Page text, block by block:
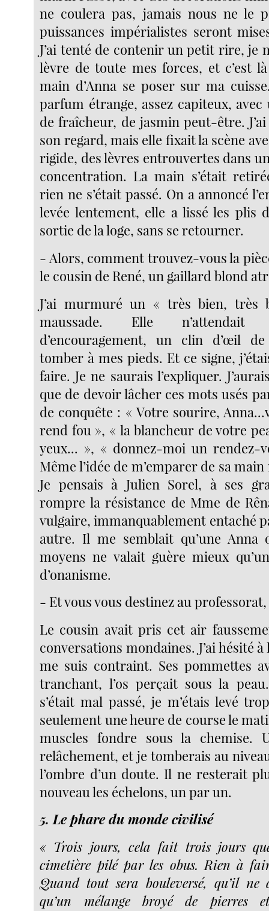
ne coulera pas, jamais nous ne le
puissances impérialistes seront
J’ai tenté de contenir un petit rire, je
lèvre de toute mes forces, et c’est
main d’Anna se poser sur ma
parfum étrange, assez capiteux,
de fraîcheur, de jasmin peut-être.
son regard, mais elle fixait la scène
rigide, des lèvres entrouvertes dans
concentration. La main s’était
rien ne s’était passé. On a annoncé
levée lentement, elle a lissé les plis
sortie de la loge, sans se retourner.
- Alors, comment trouvez-vous la
le cousin de René, un gaillard blond
J’ai murmuré un « très bien, très
maussade. Elle n’attendait
d’encouragement, un clin d’œil
tomber à mes pieds. Et ce signe,
faire. Je ne saurais l’expliquer.
que de devoir lâcher ces mots usés
de conquête : « Votre sourire,
rend fou », « la blancheur de votre
yeux... », « donnez-moi un rendez-
Même l’idée de m’emparer de sa
Je pensais à Julien Sorel, à ses
rompre la résistance de Mme de
vulgaire, immanquablement entaché
autre. Il me semblait qu’une Anna
moyens ne valait guère mieux
d’onanisme.
- Et vous vous destinez au
Le cousin avait pris cet air
conversations mondaines. J’ai hésité
me suis contraint. Ses pommettes
tranchant, l’os perçait sous la
s’était mal passé, je m’étais levé
seulement une heure de course le
muscles fondre sous la chemise.
relâchement, et je tomberais au
l’ombre d’un doute. Il ne resterait
nouveau les échelons, un par un.
5. Le phare du monde civilisé
« Trois jours, cela fait trois jours
cimetière pilé par les obus. Rien à
Quand tout sera bouleversé, qu’il ne
qu’un mélange broyé de pierres